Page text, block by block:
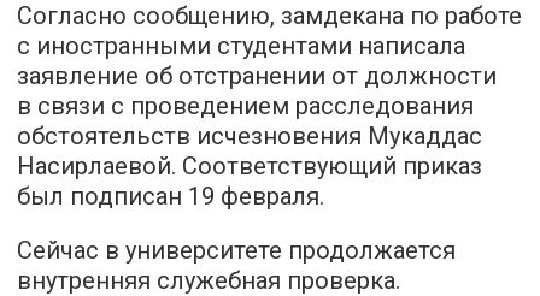
Согласно сообщению, замдекана по работе
с иностранными студентами написала
заявление об отстранении от должности
в связи с проведением расследования
обстоятельств исчезновения Мукаддас
Насирлаевой. Соответствующий приказ
был подписан 19 февраля.
Сейчас в университете продолжается
внутренняя служебная проверка.